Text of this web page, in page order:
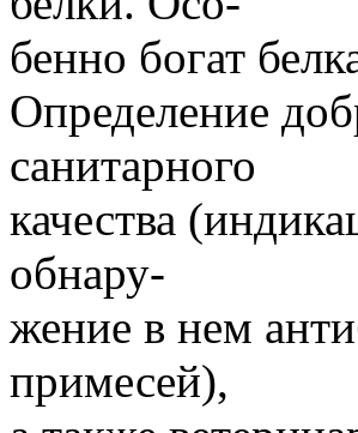
бенно богат
Определение
санитарного
качества
обнару-
жение в нем
примесей),